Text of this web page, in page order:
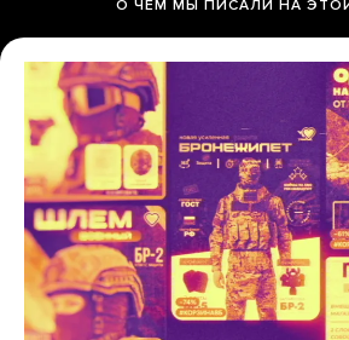
О ЧЕМ МЫ ПИСАЛИ НА